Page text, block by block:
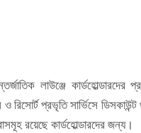
লাউঞ্জে কার্ডহোল্ডারদের
প্রভৃতি সার্ভিসে ডিসকাউন্ট
রয়েছে কার্ডহোল্ডারদের জন্য।